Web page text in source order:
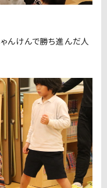
んけんで勝ち進んだ人